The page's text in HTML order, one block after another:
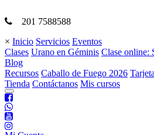
201 7588588
× Inicio Servicios Eventos
Clases Urano en Géminis Clase online:
Blog
Recursos Caballo de Fuego 2026
Tienda Contáctanos Mis cursos